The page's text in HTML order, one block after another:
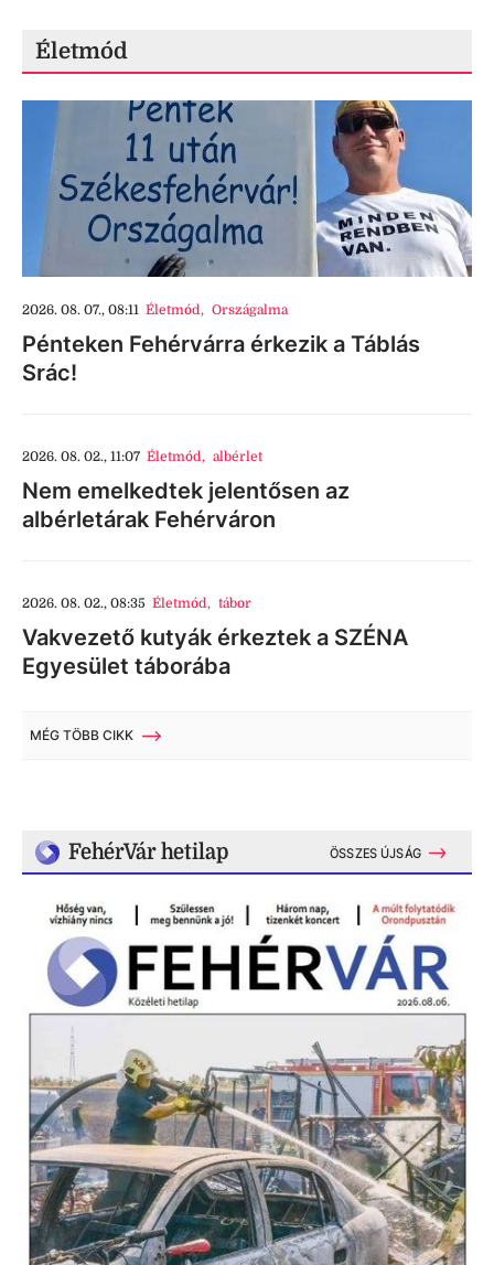
Életmód
2026. 08. 07., 08:11 Életmód, Országalma
Pénteken Fehérvárra érkezik a Táblás
Srác!
2026. 08. 02., 11:07 Életmód, albérlet
Nem emelkedtek jelentősen az
albérletárak Fehérváron
2026. 08. 02., 08:35 Életmód, tábor
Vakvezető kutyák érkeztek a SZÉNA
Egyesület táborába
MÉG TÖBB CIKK
FehérVár hetilap ÖSSZES ÚJSÁG